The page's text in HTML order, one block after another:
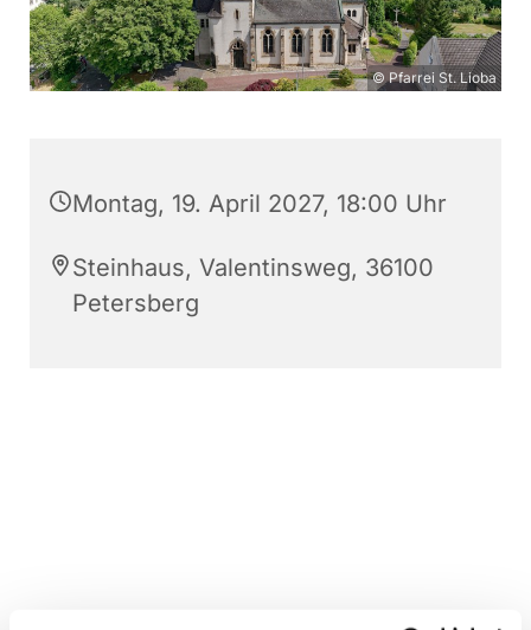
© Pfarrei St. Lioba
Montag, 19. April 2027, 18:00 Uhr
Steinhaus, Valentinsweg, 36100
Petersberg